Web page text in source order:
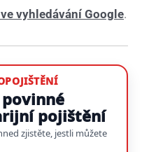
vyhledávání Google.
pojištění
zjistěte, jestli můžete